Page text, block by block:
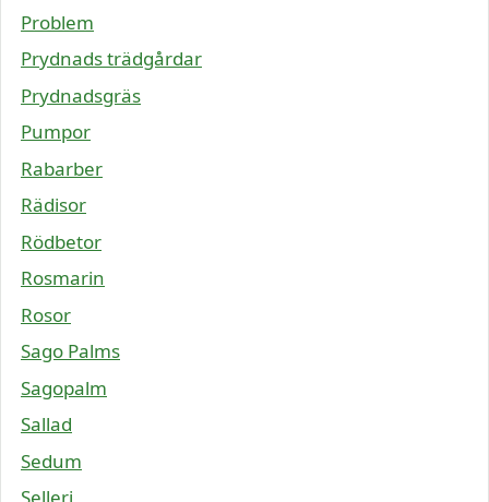
Problem
Prydnads trädgårdar
Prydnadsgräs
Pumpor
Rabarber
Rädisor
Rödbetor
Rosmarin
Rosor
Sago Palms
Sagopalm
Sallad
Sedum